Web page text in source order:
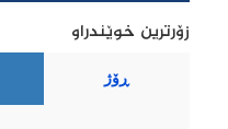
زۆرترین خوێندراو
ڕۆژ